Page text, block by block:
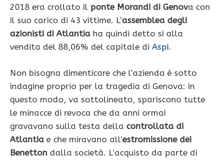
2018 era crollato il ponte Morandi di Genova con
il suo carico di 43 vittime. L’assemblea degli
azionisti di Atlantia ha quindi detto si alla
vendita del 88,06% del capitale di Aspi.
Non bisogna dimenticare che l’azienda è sotto
indagine proprio per la tragedia di Genova: in
questo modo, va sottolineato, spariscono tutte
le minacce di revoca che da anni ormai
gravavano sulla testa della controllata di
Atlantia e che miravano all’estromissione dei
Benetton dalla società. L’acquisto da parte di